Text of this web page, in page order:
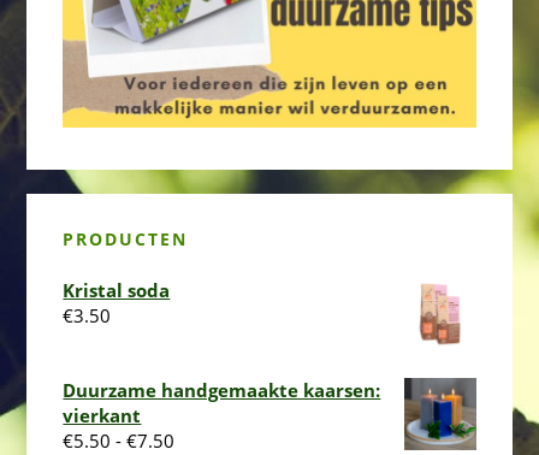
PRODUCTEN
Kristal soda
€3.50
Duurzame handgemaakte kaarsen:
vierkant
€5.50 - €7.50